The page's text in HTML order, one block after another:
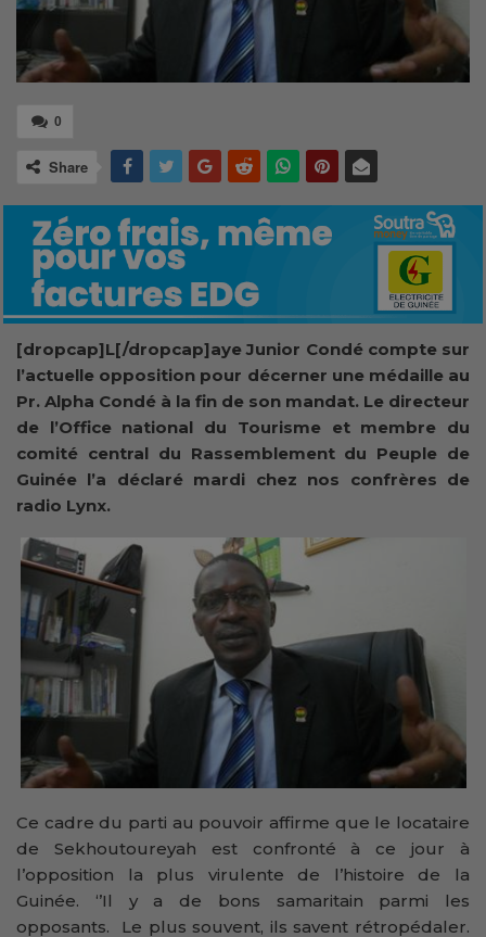
0
Share
[dropcap]L[/dropcap]aye Junior Condé compte sur
l’actuelle opposition pour décerner une médaille au
Pr. Alpha Condé à la fin de son mandat. Le directeur
de l’Office national du Tourisme et membre du
comité central du Rassemblement du Peuple de
Guinée l’a déclaré mardi chez nos confrères de
radio Lynx.
Ce cadre du parti au pouvoir affirme que le locataire
de Sekhoutoureyah est confronté à ce jour à
l’opposition la plus virulente de l’histoire de la
Guinée. ‘’Il y a de bons samaritain parmi les
opposants. Le plus souvent, ils savent rétropédaler.